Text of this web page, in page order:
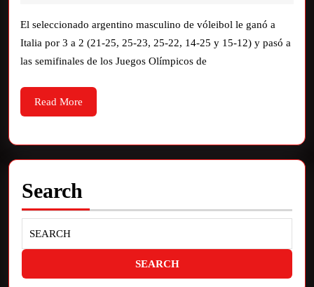
El seleccionado argentino masculino de vóleibol le ganó a
Italia por 3 a 2 (21-25, 25-23, 25-22, 14-25 y 15-12) y pasó a
las semifinales de los Juegos Olímpicos de
Read More
Search